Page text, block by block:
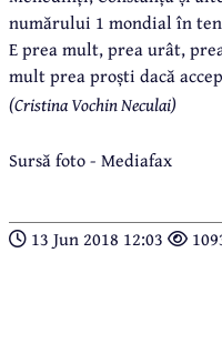
numărului 1 mondial în
E prea mult, prea urât,
mult prea proști dacă
(Cristina Vochin Neculai)
Sursă foto - Mediafax
13 Jun 2018 12:03